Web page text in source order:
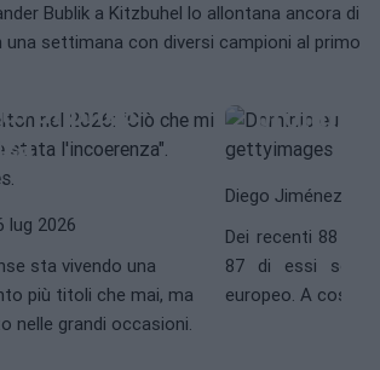
Bublik a Kitzbuhel lo allontana ancora di
una settimana con diversi campioni al primo
di Shelton
che mi
di più è
lug 2026
sta vivendo una
più titoli che mai, ma
nelle grandi occasioni.
Il
Diego Jiménez
Dei recenti 88
87 di essi
europeo. A cosa